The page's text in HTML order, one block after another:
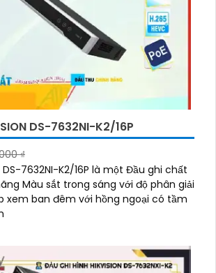
DS-7632NI-K2/16P
₫
7632NI-K2/16P là một Đầu ghi chất
Màu sắt trong sáng với độ phân giải
xem ban đêm với hồng ngoại có tầm